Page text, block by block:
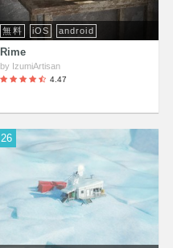
無料 iOS android
Rime
by IzumiArtisan
4.47
26